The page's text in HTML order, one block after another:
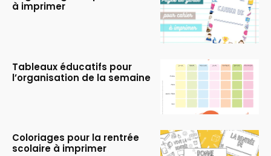
à imprimer
Tableaux éducatifs pour
l’organisation de la semaine
Coloriages pour la rentrée
scolaire à imprimer